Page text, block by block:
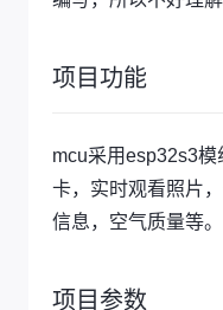
项目功能
mcu采用esp32s3
卡，实时观看照片
信息，空气质量等。
项目参数